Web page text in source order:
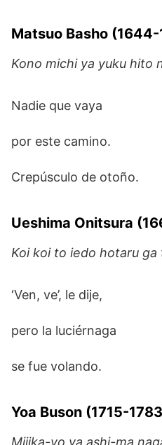
Matsuo Basho
Kono michi ya yuku hito
Nadie que vaya
por este camino.
Crepúsculo de otoño.
Ueshima Onitsura
Koi koi to iedo hotaru ga
‘Ven, ve’, le dije,
pero la luciérnaga
se fue volando.
Yoa Buson (1715-
Mijika-yo ya ashi-ma